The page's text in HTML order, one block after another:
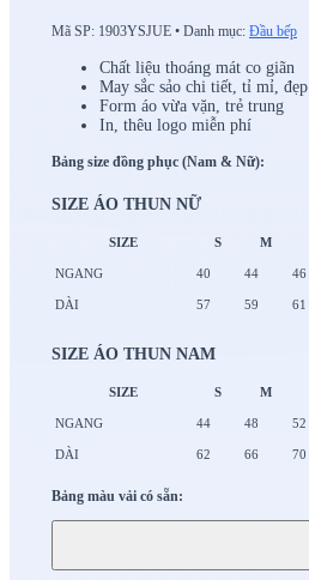
Mã SP: 1903YSJUE • Danh mục: Đầu bếp
Chất liệu thoáng mát co giãn
May sắc sảo chi tiết, tỉ mỉ, đẹp
Form áo vừa vặn, trẻ trung
In, thêu logo miễn phí
Bảng size đồng phục (Nam & Nữ):
SIZE ÁO THUN NỮ
SIZE S M
NGANG 40 44 46
DÀI 57 59 61
SIZE ÁO THUN NAM
SIZE S M
NGANG 44 48 52
DÀI 62 66 70
Bảng màu vải có sẵn: